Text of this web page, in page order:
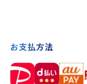
お支払方法